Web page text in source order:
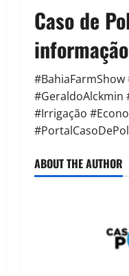
Caso de
#GeraldoAlckmin
#Irrigação
ABOUT THE AUTHOR